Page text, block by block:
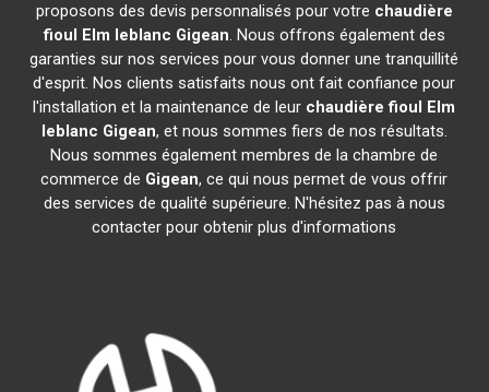
proposons des devis personnalisés pour votre chaudière
fioul Elm leblanc Gigean. Nous offrons également des
garanties sur nos services pour vous donner une tranquillité
d'esprit. Nos clients satisfaits nous ont fait confiance pour
l'installation et la maintenance de leur chaudière fioul Elm
leblanc Gigean, et nous sommes fiers de nos résultats.
Nous sommes également membres de la chambre de
commerce de Gigean, ce qui nous permet de vous offrir
des services de qualité supérieure. N'hésitez pas à nous
contacter pour obtenir plus d'informations